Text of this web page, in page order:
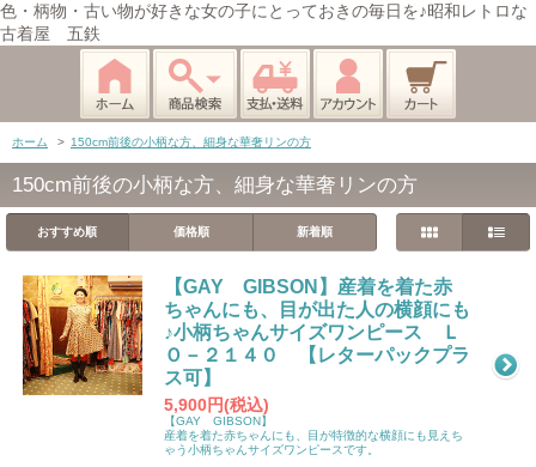
色・柄物・古い物が好きな女の子にとっておきの毎日を♪昭和レトロな
古着屋 五鉄
ホーム > 150cm前後の小柄な方、細身な華奢リンの方
150cm前後の小柄な方、細身な華奢リンの方
おすすめ順 価格順 新着順
【GAY GIBSON】産着を着た赤
ちゃんにも、目が出た人の横顔にも
♪小柄ちゃんサイズワンピース Ｌ
Ｏ－２１４０ 【レターパックプラ
ス可】
5,900円(税込)
【GAY GIBSON】
産着を着た赤ちゃんにも、目が特徴的な横顔にも見えち
ゃう小柄ちゃんサイズワンピースです。